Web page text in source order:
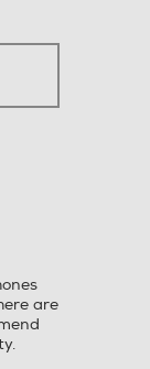
i tuoi
are